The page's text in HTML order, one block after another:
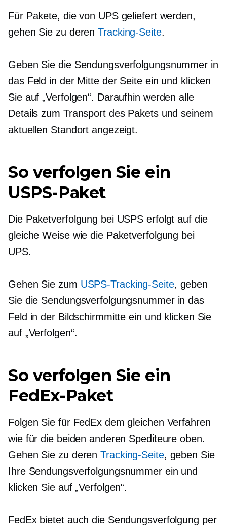
Für Pakete, die von UPS geliefert werden,
gehen Sie zu derenTracking-Seite.
Geben Sie die Sendungsverfolgungsnummer in
das Feld in der Mitte der Seite ein und klicken
Sie auf „Verfolgen“. Daraufhin werden alle
Details zum Transport des Pakets und seinem
aktuellen Standort angezeigt.
So verfolgen Sie ein
USPS-Paket
Die Paketverfolgung bei USPS erfolgt auf die
gleiche Weise wie die Paketverfolgung bei
UPS.
Gehen Sie zum USPS-Tracking-Seite, geben
Sie die Sendungsverfolgungsnummer in das
Feld in der Bildschirmmitte ein und klicken Sie
auf „Verfolgen“.
So verfolgen Sie ein
FedEx-Paket
Folgen Sie für FedEx dem gleichen Verfahren
wie für die beiden anderen Spediteure oben.
Gehen Sie zu derenTracking-Seite, geben Sie
Ihre Sendungsverfolgungsnummer ein und
klicken Sie auf „Verfolgen“.
FedEx bietet auch die Sendungsverfolgung per